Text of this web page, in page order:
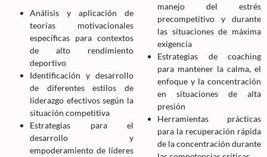
Análisis y aplicación de
teorías motivacionales
específicas para contextos
de alto rendimiento
deportivo
Identificación y desarrollo
de diferentes estilos de
liderazgo efectivos según la
situación competitiva
Estrategias para el
desarrollo y
empoderamiento de líderes
manejo del estrés
precompetitivo y durante
las situaciones de máxima
exigencia
Estrategias de coaching
para mantener la calma, el
enfoque y la concentración
en situaciones de alta
presión
Herramientas prácticas
para la recuperación rápida
de la concentración durante